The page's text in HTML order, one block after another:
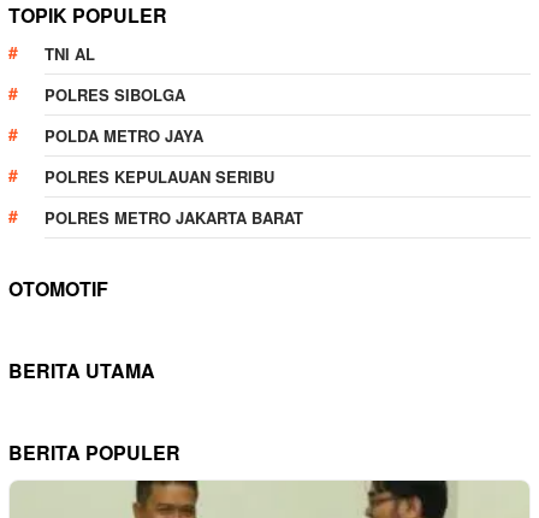
TOPIK POPULER
TNI AL
POLRES SIBOLGA
POLDA METRO JAYA
POLRES KEPULAUAN SERIBU
POLRES METRO JAKARTA BARAT
OTOMOTIF
BERITA UTAMA
BERITA POPULER